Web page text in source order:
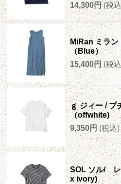
14,300円 (税
MiRan ミラ
（Blue）
15,400円 (税
ｇ ジィー / プ
（offwhite)
9,350円 (税込)
SOL ソル/ レ
x ivory)